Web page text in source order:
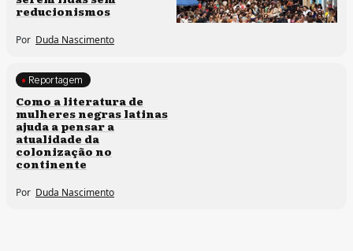
reducionismos
Por Duda Nascimento
Direitos humanos
Reportagem
Como a literatura de
mulheres negras latinas
ajuda a pensar a
atualidade da
colonização no
continente
Por Duda Nascimento